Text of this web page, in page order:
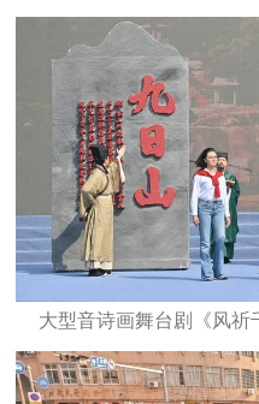
大型音诗画舞台剧《风祈